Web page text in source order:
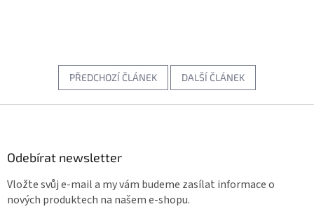
PŘEDCHOZÍ ČLÁNEK DALŠÍ ČLÁNEK
Odebírat newsletter
Vložte svůj e-mail a my vám budeme zasílat informace o
nových produktech na našem e-shopu.